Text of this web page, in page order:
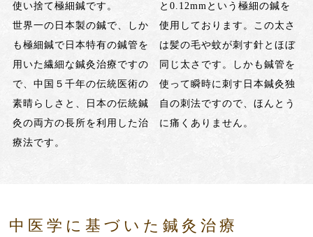
使い捨て極細鍼です。
世界一の日本製の鍼で、しか
も極細鍼で日本特有の鍼管を
用いた繊細な鍼灸治療ですの
で、中国５千年の伝統医術の
素晴らしさと、日本の伝統鍼
灸の両方の長所を利用した治
療法です。
と0.12mmという極細の鍼を
使用しております。この太さ
は髪の毛や蚊が刺す針とほぼ
同じ太さです。しかも鍼管を
使って瞬時に刺す日本鍼灸独
自の刺法ですので、ほんとう
に痛くありません。
中医学に基づいた鍼灸治療